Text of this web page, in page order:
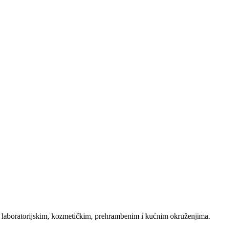
kozmetičkim, prehrambenim i kućnim okruženjima.